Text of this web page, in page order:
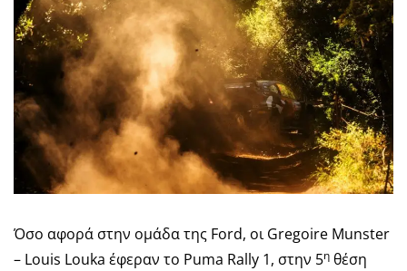
Όσο αφορά στην ομάδα της Ford, οι Gregoire Munster
– Louis Louka έφεραν το Puma Rally 1, στην 5η θέση